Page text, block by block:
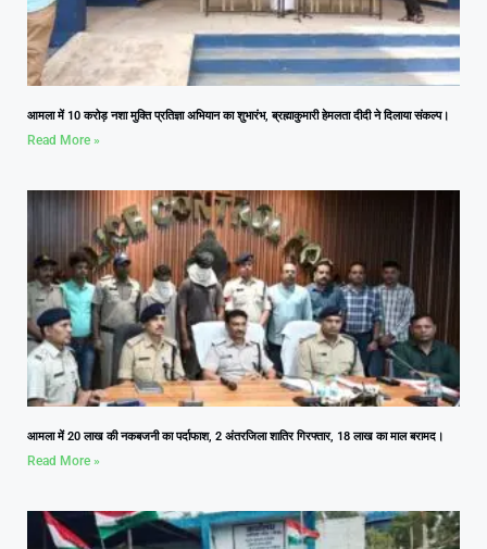
आमला में 10 करोड़ नशा मुक्ति प्रतिज्ञा अभियान का शुभारंभ, ब्रह्माकुमारी हेमलता दीदी ने दिलाया संकल्प।
Read More »
आमला में 20 लाख की नकबजनी का पर्दाफाश, 2 अंतरजिला शातिर गिरफ्तार, 18 लाख का माल बरामद।
Read More »